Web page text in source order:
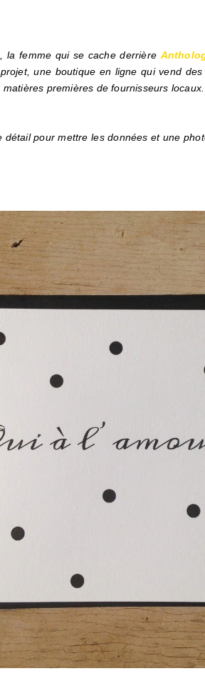
la femme qui se cache derrière
une boutique en ligne qui vend
premières de fournisseurs locaux.
pour mettre les données et une